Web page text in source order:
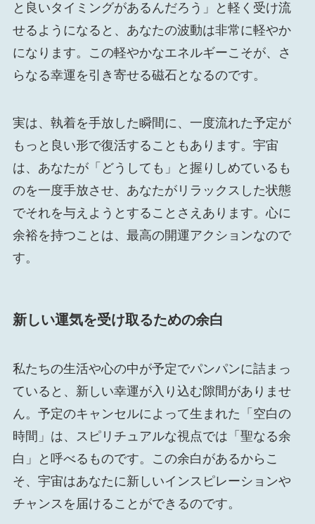
と良いタイミングがあるんだろう」と軽く受け流
せるようになると、あなたの波動は非常に軽やか
になります。この軽やかなエネルギーこそが、さ
らなる幸運を引き寄せる磁石となるのです。
実は、執着を手放した瞬間に、一度流れた予定が
もっと良い形で復活することもあります。宇宙
は、あなたが「どうしても」と握りしめているも
のを一度手放させ、あなたがリラックスした状態
でそれを与えようとすることさえあります。心に
余裕を持つことは、最高の開運アクションなので
す。
新しい運気を受け取るための余白
私たちの生活や心の中が予定でパンパンに詰まっ
ていると、新しい幸運が入り込む隙間がありませ
ん。予定のキャンセルによって生まれた「空白の
時間」は、スピリチュアルな視点では「聖なる余
白」と呼べるものです。この余白があるからこ
そ、宇宙はあなたに新しいインスピレーションや
チャンスを届けることができるのです。